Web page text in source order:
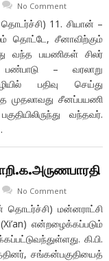
No Comment
11. சியான் –
தொட்டே, சீனாவிற்கும்
வந்த பயணிகள் சிலர்
பண்பாடு – வரலாறு
பதிவு செய்து
முதலாவது சீனப்பயணி
வந்தவர்.
No Comment
மன்னராட்சி
என்றழைக்கப்படும்
கி.பி.
சங்கன்பகுதியைத்